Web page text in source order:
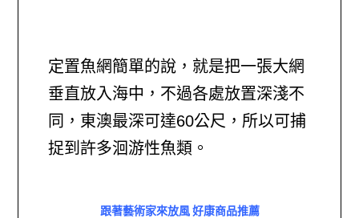
定置魚網簡單的說，就是把一張大網
垂直放入海中，不過各處放置深淺不
同，東澳最深可達60公尺，所以可捕
捉到許多洄游性魚類。
跟著藝術家來放風 好康商品推薦